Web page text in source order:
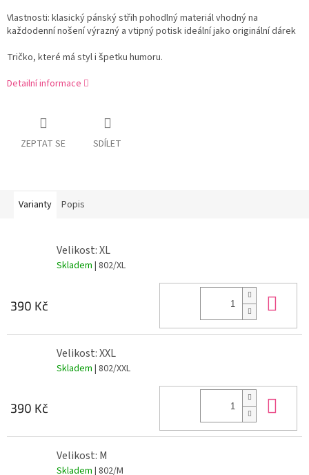
Vlastnosti: klasický pánský střih pohodlný materiál vhodný na
každodenní nošení výrazný a vtipný potisk ideální jako originální dárek
Tričko, které má styl i špetku humoru.
Detailní informace
ZEPTAT SE SDÍLET
Varianty Popis
Velikost: XL
Skladem | 802/XL
390 Kč
Velikost: XXL
Skladem | 802/XXL
390 Kč
Velikost: M
Skladem | 802/M